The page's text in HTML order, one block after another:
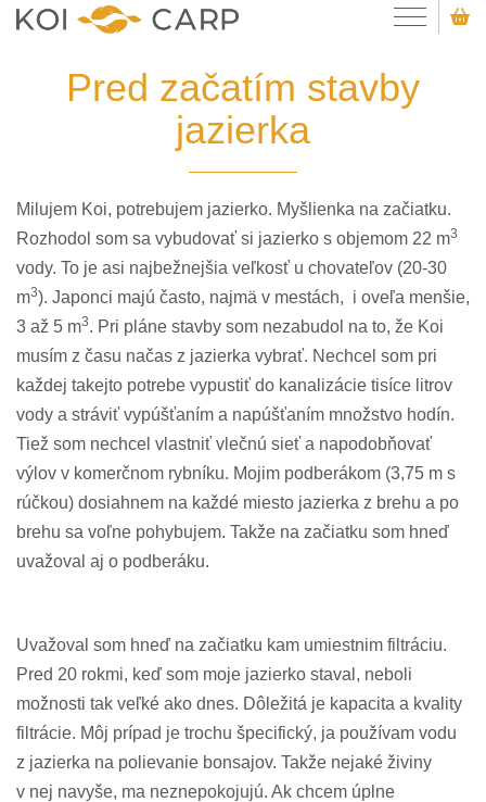
Pred začatím stavby
jazierka
Milujem Koi, potrebujem jazierko. Myšlienka na začiatku.
Rozhodol som sa vybudovať si jazierko s objemom 22 m3
vody. To je asi najbežnejšia veľkosť u chovateľov (20-30
m3). Japonci majú často, najmä v mestách, i oveľa menšie,
3 až 5 m3. Pri pláne stavby som nezabudol na to, že Koi
musím z času načas z jazierka vybrať. Nechcel som pri
každej takejto potrebe vypustiť do kanalizácie tisíce litrov
vody a stráviť vypúšťaním a napúšťaním množstvo hodín.
Tiež som nechcel vlastniť vlečnú sieť a napodobňovať
výlov v komerčnom rybníku. Mojim podberákom (3,75 m s
rúčkou) dosiahnem na každé miesto jazierka z brehu a po
brehu sa voľne pohybujem. Takže na začiatku som hneď
uvažoval aj o podberáku.
Uvažoval som hneď na začiatku kam umiestnim filtráciu.
Pred 20 rokmi, keď som moje jazierko staval, neboli
možnosti tak veľké ako dnes. Dôležitá je kapacita a kvality
filtrácie. Môj prípad je trochu špecifický, ja používam vodu
z jazierka na polievanie bonsajov. Takže nejaké živiny
v nej navyše, ma neznepokojujú. Ak chcem úplne